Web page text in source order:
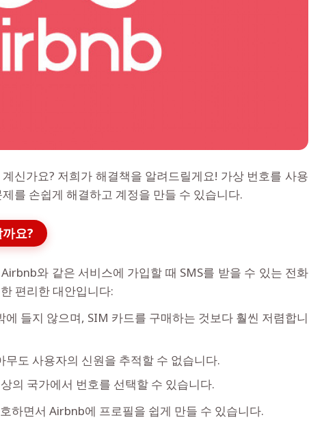
신가요? 저희가 해결책을 알려드릴게요! 가상 번호를 사용
를 손쉽게 해결하고 계정을 만들 수 있습니다.
요?
와 같은 서비스에 가입할 때 SMS를 받을 수 있는 전화
편리한 대안입니다:
들지 않으며, SIM 카드를 구매하는 것보다 훨씬 저렴합니
도 사용자의 신원을 추적할 수 없습니다.
의 국가에서 번호를 선택할 수 있습니다.
하면서 Airbnb에 프로필을 쉽게 만들 수 있습니다.